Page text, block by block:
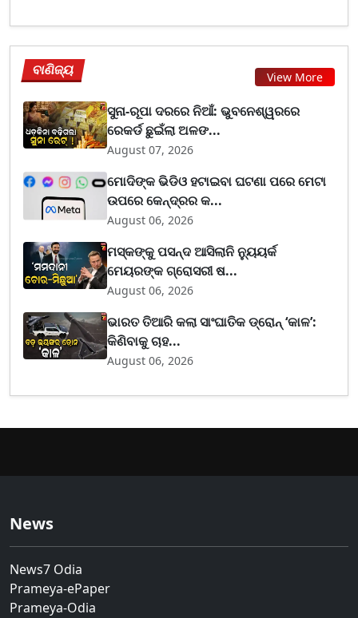
ବାଣିଜ୍ୟ View More
ସୁନା-ରୂପା ଦରରେ ନିଆଁ: ଭୁବନେଶ୍ୱରରେ
ରେକର୍ଡ ଛୁଇଁଲା ଅଳଙ...
August 07, 2026
ମୋଦିଙ୍କ ଭିଡିଓ ହଟାଇବା ଘଟଣା ପରେ ମେଟା
ଉପରେ କେନ୍ଦ୍ରର କ...
August 06, 2026
ମସ୍କଙ୍କୁ ପସନ୍ଦ ଆସିଲାନି ନ୍ୟୁୟର୍କ
ମେୟରଙ୍କ ଗ୍ରୋସରୀ ଷ...
August 06, 2026
ଭାରତ ତିଆରି କଲା ସାଂଘାତିକ ଡ୍ରୋନ୍ ‘କାଳ’:
କିଣିବାକୁ ଚାହ...
August 06, 2026
News
News7 Odia
Prameya-ePaper
Prameya-Odia